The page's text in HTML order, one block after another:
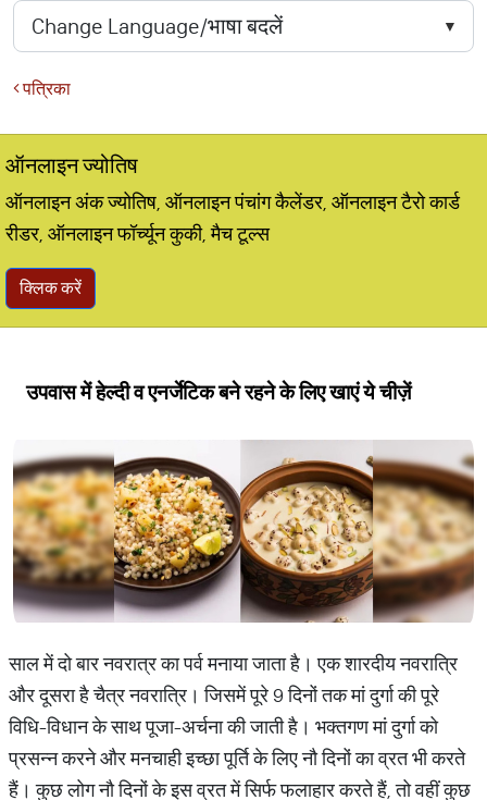
पत्रिका
ऑनलाइन ज्योतिष
ऑनलाइन अंक ज्योतिष, ऑनलाइन पंचांग कैलेंडर, ऑनलाइन टैरो कार्ड
रीडर, ऑनलाइन फॉर्च्यून कुकी, मैच टूल्स
क्लिक करें
उपवास में हेल्दी व एनर्जेटिक बने रहने के लिए खाएं ये चीज़ें
साल में दो बार नवरात्र का पर्व मनाया जाता है। एक शारदीय नवरात्रि
और दूसरा है चैत्र नवरात्रि। जिसमें पूरे 9 दिनों तक मां दुर्गा की पूरे
विधि-विधान के साथ पूजा-अर्चना की जाती है। भक्तगण मां दुर्गा को
प्रसन्न करने और मनचाही इच्छा पूर्ति के लिए नौ दिनों का व्रत भी करते
हैं। कुछ लोग नौ दिनों के इस व्रत में सिर्फ फलाहार करते हैं, तो वहीं कुछ